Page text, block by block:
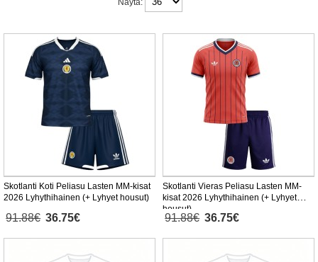
Näytä:
Skotlanti Koti Peliasu Lasten MM-kisat
2026 Lyhythihainen (+ Lyhyet housut)
91.88€ 36.75€
Skotlanti Vieras Peliasu Lasten MM-
kisat 2026 Lyhythihainen (+ Lyhyet
housut)
91.88€ 36.75€